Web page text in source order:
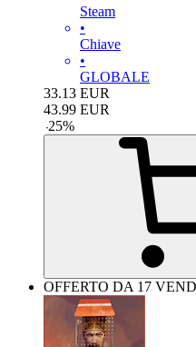
Steam
•
Chiave
•
GLOBALE
33.13 EUR
43.99 EUR
-25%
OFFERTO DA 17